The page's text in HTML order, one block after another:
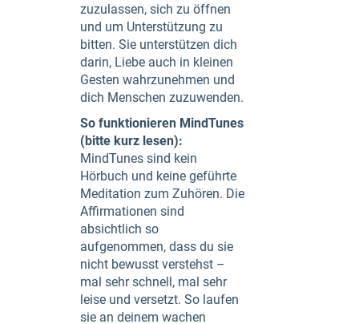
zuzulassen, sich zu öffnen
und um Unterstützung zu
bitten. Sie unterstützen dich
darin, Liebe auch in kleinen
Gesten wahrzunehmen und
dich Menschen zuzuwenden.
So funktionieren MindTunes
(bitte kurz lesen):
MindTunes sind kein
Hörbuch und keine geführte
Meditation zum Zuhören. Die
Affirmationen sind
absichtlich so
aufgenommen, dass du sie
nicht bewusst verstehst –
mal sehr schnell, mal sehr
leise und versetzt. So laufen
sie an deinem wachen